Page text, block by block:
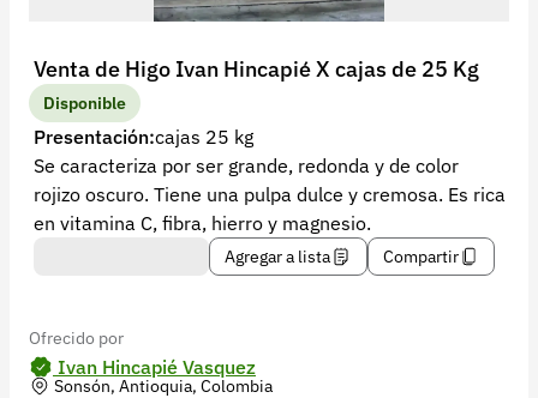
Venta de Higo Ivan Hincapié X cajas de 25 Kg
Disponible
Presentación:cajas 25 kg
Se caracteriza por ser grande, redonda y de color
rojizo oscuro. Tiene una pulpa dulce y cremosa. Es rica
en vitamina C, fibra, hierro y magnesio.
Agregar a lista Compartir
Ofrecido por
Ivan Hincapié Vasquez
Sonsón, Antioquia, Colombia
Recuperar contraseña
Contacto
Soporte
+57 323 2931928
Versión 5.45.0
Síguenos